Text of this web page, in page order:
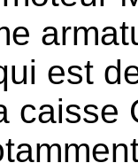
est
caisse